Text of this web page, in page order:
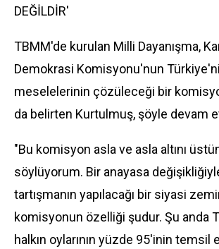
DEĞİLDİR'
TBMM'de kurulan Milli Dayanışma,
Demokrasi Komisyonu'nun
meselelerinin çözüleceği bir
da belirten Kurtulmuş, şöyle devam
"Bu komisyon asla ve asla altını
söylüyorum. Bir anayasa
tartışmanın yapılacağı bir siyasi
komisyonun özelliği şudur. Şu anda
halkın oylarının yüzde 95'inin temsil